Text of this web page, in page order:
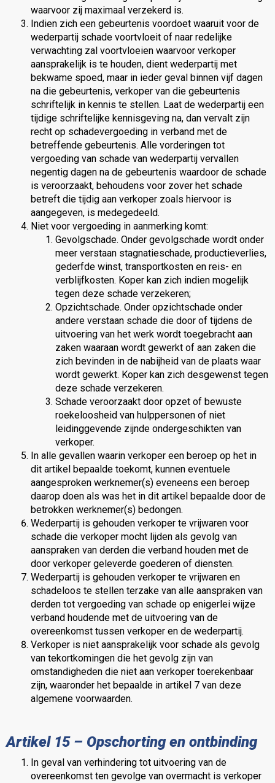
waarvoor zij maximaal verzekerd is.
Indien zich een gebeurtenis voordoet waaruit voor de
wederpartij schade voortvloeit of naar redelijke
verwachting zal voortvloeien waarvoor verkoper
aansprakelijk is te houden, dient wederpartij met
bekwame spoed, maar in ieder geval binnen vijf dagen
na die gebeurtenis, verkoper van die gebeurtenis
schriftelijk in kennis te stellen. Laat de wederpartij een
tijdige schriftelijke kennisgeving na, dan vervalt zijn
recht op schadevergoeding in verband met de
betreffende gebeurtenis. Alle vorderingen tot
vergoeding van schade van wederpartij vervallen
negentig dagen na de gebeurtenis waardoor de schade
is veroorzaakt, behoudens voor zover het schade
betreft die tijdig aan verkoper zoals hiervoor is
aangegeven, is medegedeeld.
Niet voor vergoeding in aanmerking komt:
Gevolgschade. Onder gevolgschade wordt onder
meer verstaan stagnatieschade, productieverlies,
gederfde winst, transportkosten en reis- en
verblijfkosten. Koper kan zich indien mogelijk
tegen deze schade verzekeren;
Opzichtschade. Onder opzichtschade onder
andere verstaan schade die door of tijdens de
uitvoering van het werk wordt toegebracht aan
zaken waaraan wordt gewerkt of aan zaken die
zich bevinden in de nabijheid van de plaats waar
wordt gewerkt. Koper kan zich desgewenst tegen
deze schade verzekeren.
Schade veroorzaakt door opzet of bewuste
roekeloosheid van hulppersonen of niet
leidinggevende zijnde ondergeschikten van
verkoper.
In alle gevallen waarin verkoper een beroep op het in
dit artikel bepaalde toekomt, kunnen eventuele
aangesproken werknemer(s) eveneens een beroep
daarop doen als was het in dit artikel bepaalde door de
betrokken werknemer(s) bedongen.
Wederpartij is gehouden verkoper te vrijwaren voor
schade die verkoper mocht lijden als gevolg van
aanspraken van derden die verband houden met de
door verkoper geleverde goederen of diensten.
Wederpartij is gehouden verkoper te vrijwaren en
schadeloos te stellen terzake van alle aanspraken van
derden tot vergoeding van schade op enigerlei wijze
verband houdende met de uitvoering van de
overeenkomst tussen verkoper en de wederpartij.
Verkoper is niet aansprakelijk voor schade als gevolg
van tekortkomingen die het gevolg zijn van
omstandigheden die niet aan verkoper toerekenbaar
zijn, waaronder het bepaalde in artikel 7 van deze
algemene voorwaarden.
Artikel 15 – Opschorting en ontbinding
In geval van verhindering tot uitvoering van de
overeenkomst ten gevolge van overmacht is verkoper